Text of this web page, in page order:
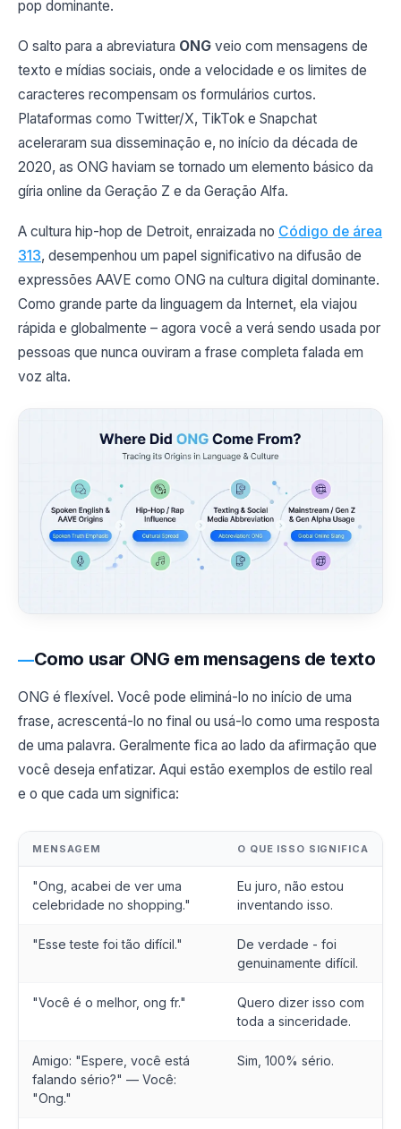
pop dominante.
O salto para a abreviatura ONG veio com mensagens de
texto e mídias sociais, onde a velocidade e os limites de
caracteres recompensam os formulários curtos.
Plataformas como Twitter/X, TikTok e Snapchat
aceleraram sua disseminação e, no início da década de
2020, as ONG haviam se tornado um elemento básico da
gíria online da Geração Z e da Geração Alfa.
A cultura hip-hop de Detroit, enraizada no Código de área
313, desempenhou um papel significativo na difusão de
expressões AAVE como ONG na cultura digital dominante.
Como grande parte da linguagem da Internet, ela viajou
rápida e globalmente – agora você a verá sendo usada por
pessoas que nunca ouviram a frase completa falada em
voz alta.
Como usar ONG em mensagens de texto
ONG é flexível. Você pode eliminá-lo no início de uma
frase, acrescentá-lo no final ou usá-lo como uma resposta
de uma palavra. Geralmente fica ao lado da afirmação que
você deseja enfatizar. Aqui estão exemplos de estilo real
e o que cada um significa:
MENSAGEM O QUE ISSO SIGNIFICA
"Ong, acabei de ver uma
celebridade no shopping."
Eu juro, não estou
inventando isso.
"Esse teste foi tão difícil."
De verdade - foi
genuinamente difícil.
"Você é o melhor, ong fr."
Quero dizer isso com
toda a sinceridade.
Amigo: "Espere, você está
falando sério?" — Você:
"Ong."
Sim, 100% sério.